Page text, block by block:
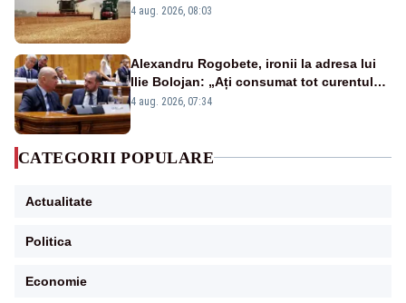
strategia pentru conservarea
4 aug. 2026, 08:03
Alexandru Rogobete, ironii la adresa lui
Ilie Bolojan: „Ați consumat tot curentul
urmărind șobolani imaginari”
4 aug. 2026, 07:34
CATEGORII POPULARE
Actualitate
Politica
Economie